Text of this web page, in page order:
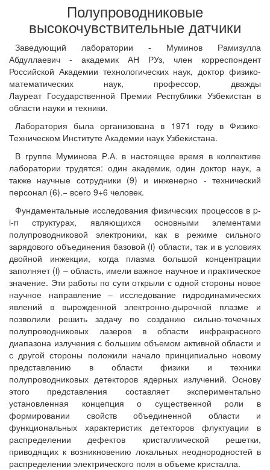
Полупроводниковые
высокочувствительные датчики
Заведующий лаборатории - Муминов Рамизулла
Абдуллаевич - академик АН РУз, член корреспондент
Российской Академии технологических наук, доктор физико-
математических наук, профессор, дважды
Лауреат Государственной Премии Республики Узбекистан в
области науки и техники.
Лаборатория была организована в 1971 году в Физико-
Техническом Институте Академии наук Узбекистана.
В группе Муминова Р.А. в настоящее время в коллективе
лаборатории трудятся: один академик, один доктор наук, а
также научные сотрудники (9) и инженерно - технический
персонал (6).− всего 9+6 человек.
Фундаментальные исследования физических процессов в p-
i-n структурах, являющихся основными элементами
полупроводниковой электроники, как в режиме сильного
зарядового объединения базовой (i) области, так и в условиях
двойной инжекции, когда плазма большой концентрации
заполняет (i) – область, имели важное научное и практическое
значение. Эти работы по сути открыли с одной стороны новое
научное направление – исследование гидродинамических
явлений в вырожденной электронно-дырочной плазме и
позволили решить задачу по созданию сильно-точечных
полупроводниковых лазеров в области инфракрасного
диапазона излучения с большим объемом активной области и
с другой стороны положили начало принципиально новому
представлению в области физики и техники
полупроводниковых детекторов ядерных излучений. Основу
этого представления составляет экспериментально
установленная концепция о существенной роли в
формировании свойств объединенной области и
функциональных характеристик детекторов флуктуации в
распределении дефектов кристаллической решетки,
приводящих к возникновению локальных неоднородностей в
распределении электрического поля в объеме кристалла.